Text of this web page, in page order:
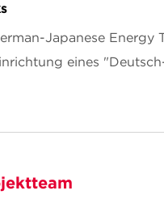
Japanese Energy
eines